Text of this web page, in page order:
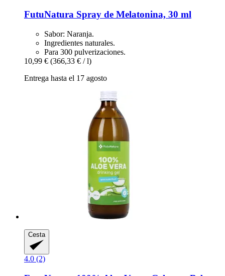
FutuNatura Spray de Melatonina, 30 ml
Sabor: Naranja.
Ingredientes naturales.
Para 300 pulverizaciones.
10,99 € (366,33 € / l)
Entrega hasta el 17 agosto
Cesta
4.0 (2)